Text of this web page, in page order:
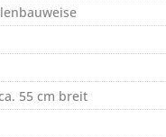
55 cm breit